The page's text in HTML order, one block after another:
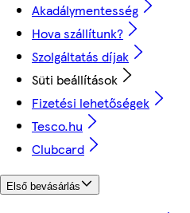
Akadálymentesség
Hova szállítunk?
Szolgáltatás díjak
Süti beállítások
Fizetési lehetőségek
Tesco.hu
Clubcard
Első bevásárlás